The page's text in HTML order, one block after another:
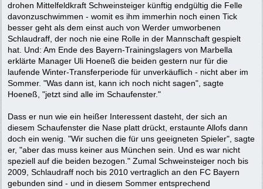
drohen Mittelfeldkraft Schweinsteiger künftig endgültig die Felle
davonzuschwimmen - womit es ihm immerhin noch einen Tick
besser geht als dem einst auch von Werder umworbenen
Schlaudraff, der noch nie eine Rolle in der Mannschaft gespielt
hat. Und: Am Ende des Bayern-Trainingslagers von Marbella
erklärte Manager Uli Hoeneß die beiden gestern nur für die
laufende Winter-Transferperiode für unverkäuflich - nicht aber im
Sommer. "Was dann ist, kann ich noch nicht sagen", sagte
Hoeneß, "jetzt sind alle im Schaufenster."
Dass er nun wie ein heißer Interessent dasteht, der sich an
diesem Schaufenster die Nase platt drückt, erstaunte Allofs dann
doch ein wenig. "Wir suchen die für uns geeigneten Spieler", sagte
er, "aber das muss keiner aus München sein. Und es war nicht
speziell auf die beiden bezogen." Zumal Schweinsteiger noch bis
2009, Schlaudraff noch bis 2010 vertraglich an den FC Bayern
gebunden sind - und in diesem Sommer entsprechend